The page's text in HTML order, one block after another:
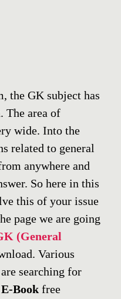
the GK subject has
The area of
wide. Into the
related to general
anywhere and
So here in this
this of your issue
page we are going
(General
Various
searching for
Book free